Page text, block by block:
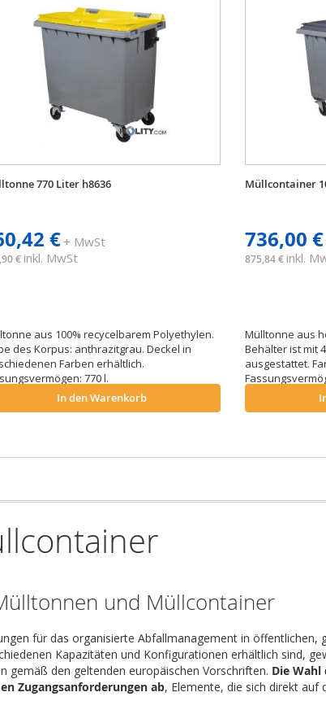
770 Liter h8636
€+ MwSt
€ inkl. MwSt
aus 100% recycelbarem Polyethylen.
des Korpus: anthrazitgrau. Deckel in
Farben erhältlich.
770 l.
In den Warenkorb
Müllcontainer
736,00 €
875,84 € inkl.
Mülltonne aus
Behälter ist mit
ausgestattet.
und Müllcontainer
für das organisierte Abfallmanagement in öffentlichen,
Kapazitäten und Konfigurationen erhältlich sind,
gemäß den geltenden europäischen Vorschriften. Die Wahl
Zugangsanforderungen ab, Elemente, die sich direkt auf